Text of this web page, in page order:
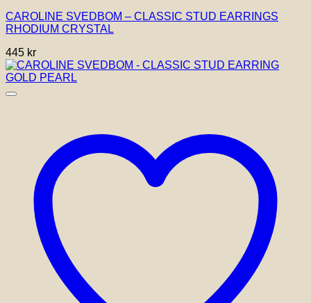
CAROLINE SVEDBOM – CLASSIC STUD EARRINGS
RHODIUM CRYSTAL
445 kr